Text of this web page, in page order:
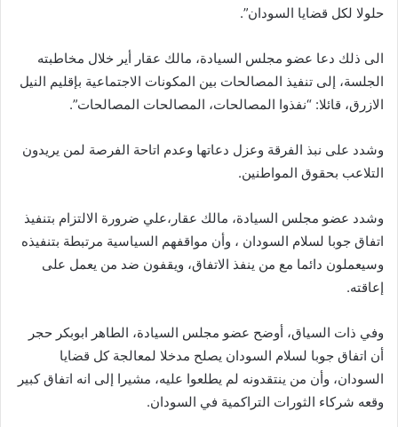
حلولا لكل قضايا السودان”.
الى ذلك دعا عضو مجلس السيادة، مالك عقار أير خلال مخاطبته
الجلسة، إلى تنفيذ المصالحات بين المكونات الاجتماعية بإقليم النيل
الازرق، قائلا: “نفذوا المصالحات، المصالحات المصالحات”.
وشدد على نبذ الفرقة وعزل دعاتها وعدم اتاحة الفرصة لمن يريدون
التلاعب بحقوق المواطنين.
وشدد عضو مجلس السيادة، مالك عقار،علي ضرورة الالتزام بتنفيذ
اتفاق جوبا لسلام السودان ، وأن مواقفهم السياسية مرتبطة بتنفيذه
وسيعملون دائما مع من ينفذ الاتفاق، ويقفون ضد من يعمل على
إعاقته.
وفي ذات السياق، أوضح عضو مجلس السيادة، الطاهر ابوبكر حجر
أن اتفاق جوبا لسلام السودان يصلح مدخلا لمعالجة كل قضايا
السودان، وأن من ينتقدونه لم يطلعوا عليه، مشيرا إلى انه اتفاق كبير
وقعه شركاء الثورات التراكمية في السودان.